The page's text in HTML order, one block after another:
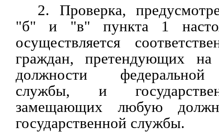
2. Проверка,
"б" и "в" пункта 1
осуществляется
граждан, претендующих
должности федеральной
службы, и
замещающих любую
государственной службы.